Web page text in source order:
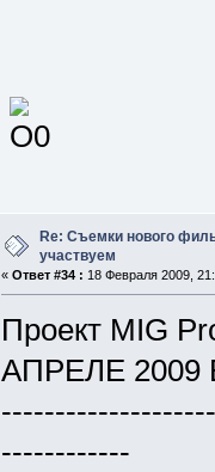
Re: Съемки нового
участвуем
« Ответ #34 : 18 Февраля 2009,
Проект MIG
АПРЕЛЕ
------------